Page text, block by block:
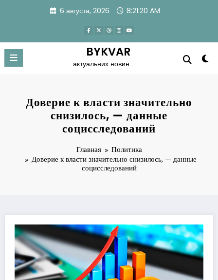
6 августа, 2026 8:21:21 AM
BYKVAR
актуальних новин
Доверие к власти значительно
снизилось, — данные
социсследований
Главная
Политика
Доверие к власти значительно снизилось, — данные
социсследований